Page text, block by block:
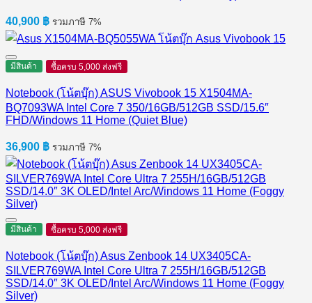
40,900 ฿ รวมภาษี 7%
มีสินค้า ซื้อครบ 5,000 ส่งฟรี
Notebook (โน้ตบุ๊ก) ASUS Vivobook 15 X1504MA-
BQ7093WA Intel Core 7 350/16GB/512GB SSD/15.6″
FHD/Windows 11 Home (Quiet Blue)
36,900 ฿ รวมภาษี 7%
มีสินค้า ซื้อครบ 5,000 ส่งฟรี
Notebook (โน้ตบุ๊ก) Asus Zenbook 14 UX3405CA-
SILVER769WA Intel Core Ultra 7 255H/16GB/512GB
SSD/14.0″ 3K OLED/Intel Arc/Windows 11 Home (Foggy
Silver)